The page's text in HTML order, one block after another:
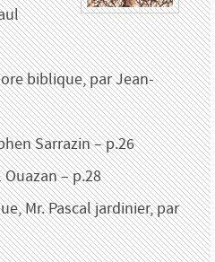
biblique, par Jean-
Sarrazin – p.26
– p.28
Mr. Pascal jardinier, par